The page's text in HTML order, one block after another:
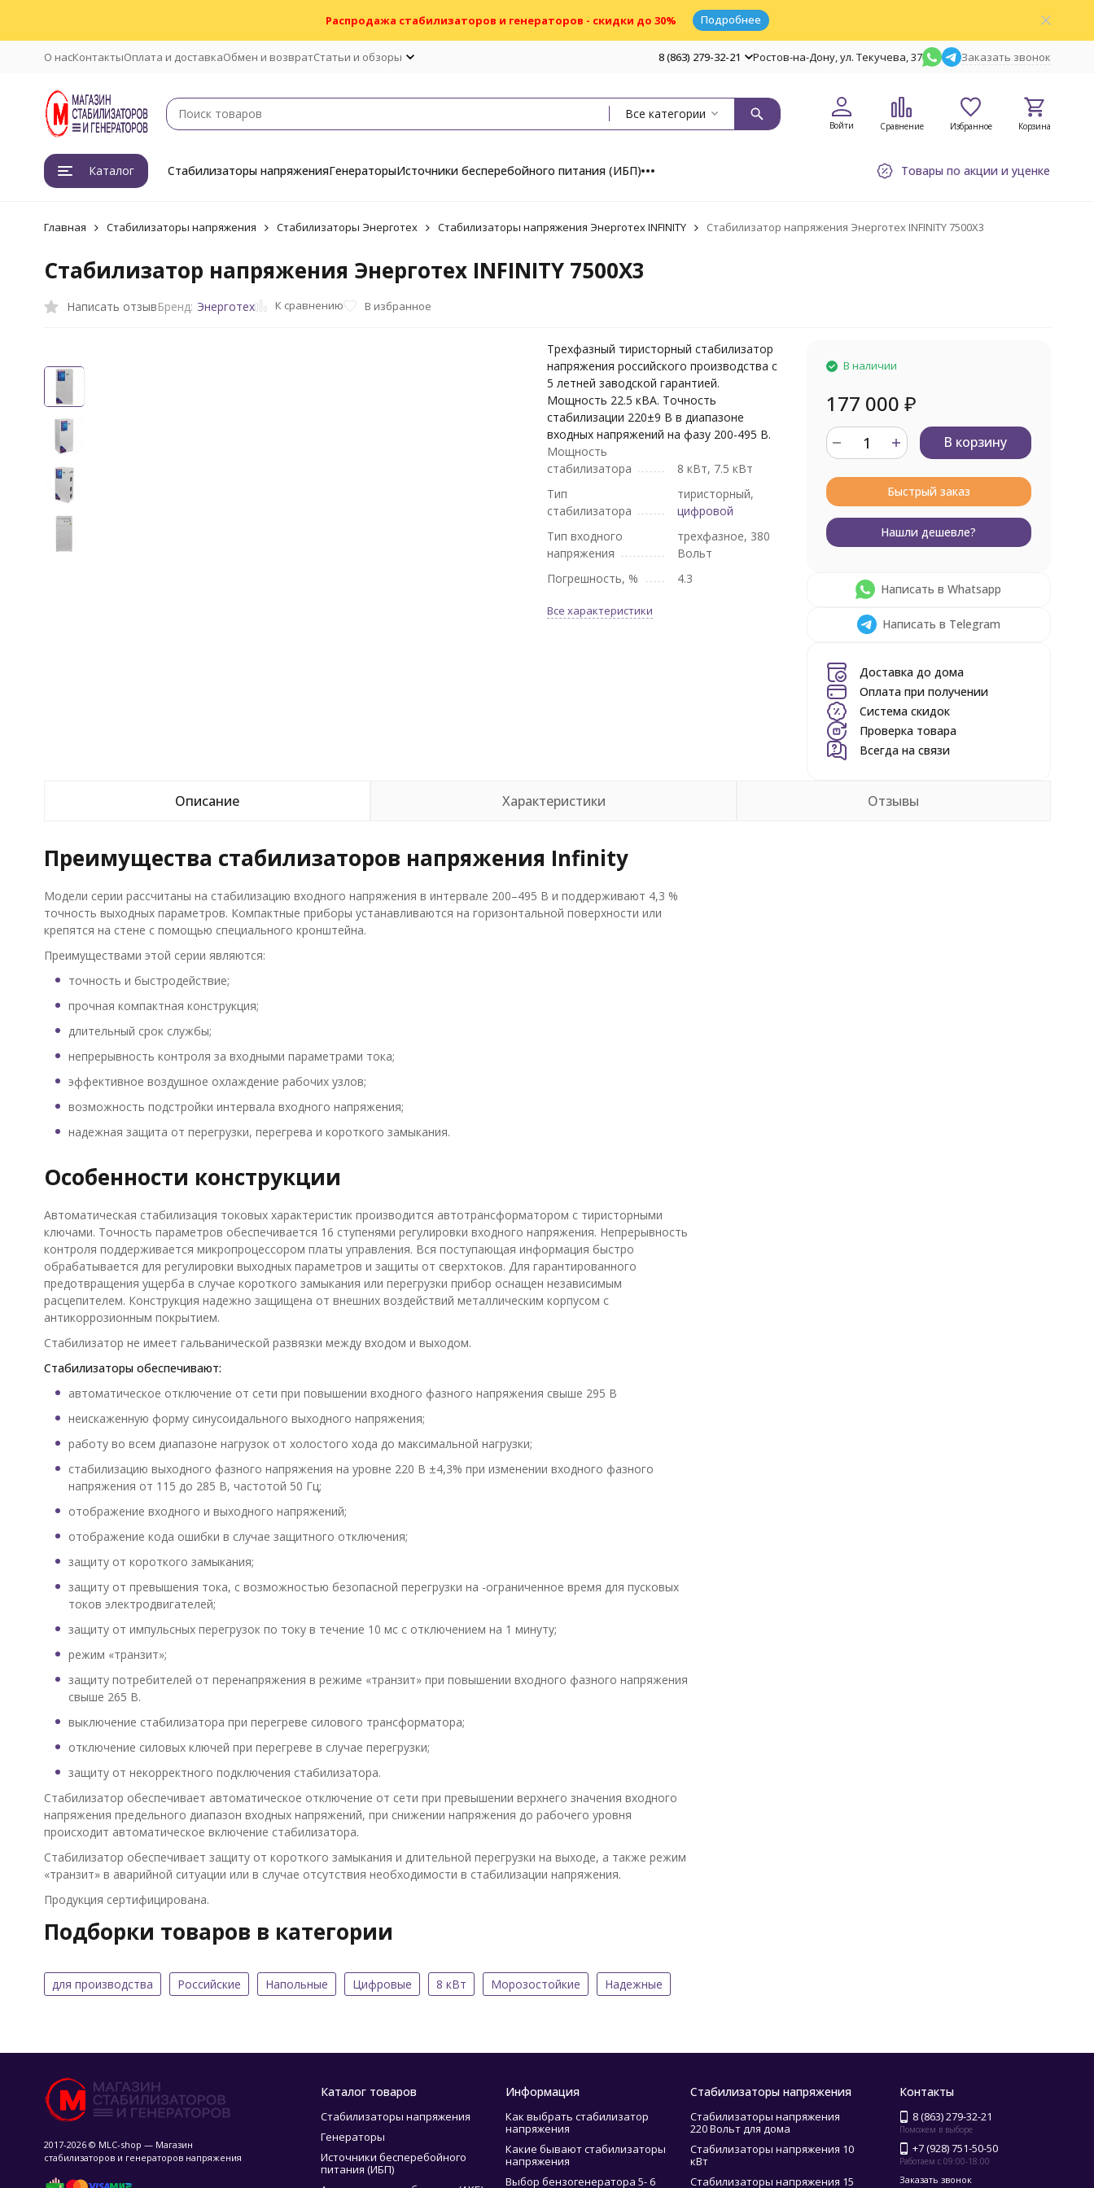
Распродажа стабилизаторов и генераторов - скидки до 30% Подробнее
О насКонтактыОплата и доставкаОбмен и возвратСтатьи и обзоры 8 (863) 279-32-21 Ростов-на-Дону, ул. Текучева, 37 Заказать звонок
Все категории
Войти Сравнение Избранное Корзина
Каталог Стабилизаторы напряженияГенераторыИсточники бесперебойного питания (ИБП) Товары по акции и уценке
Главная Стабилизаторы напряжения Стабилизаторы Энерготех Стабилизаторы напряжения Энерготех INFINITY Стабилизатор напряжения Энерготех INFINITY 7500X3
Стабилизатор напряжения Энерготех INFINITY 7500X3
Написать отзывБренд: Энерготех К сравнению В избранное
Трехфазный тиристорный стабилизатор
напряжения российского производства с
5 летней заводской гарантией.
Мощность 22.5 кВА. Точность
стабилизации 220±9 В в диапазоне
входных напряжений на фазу 200-495 В.
Мощность
стабилизатора
8 кВт, 7.5 кВт
Тип
стабилизатора
тиристорный,
цифровой
Тип входного
напряжения
трехфазное, 380
Вольт
Погрешность, %
4.3
Все характеристики
В наличии
177 000 ₽
В корзину
Быстрый заказ
Нашли дешевле?
Написать в Whatsapp
Написать в Telegram
Доставка до дома
Оплата при получении
Система скидок
Проверка товара
Всегда на связи
Описание Характеристики Отзывы
Преимущества стабилизаторов напряжения Infinity
Модели серии рассчитаны на стабилизацию входного напряжения в интервале 200–495 В и поддерживают 4,3 %
точность выходных параметров. Компактные приборы устанавливаются на горизонтальной поверхности или
крепятся на стене с помощью специального кронштейна.
Преимуществами этой серии являются:
точность и быстродействие;
прочная компактная конструкция;
длительный срок службы;
непрерывность контроля за входными параметрами тока;
эффективное воздушное охлаждение рабочих узлов;
возможность подстройки интервала входного напряжения;
надежная защита от перегрузки, перегрева и короткого замыкания.
Особенности конструкции
Автоматическая стабилизация токовых характеристик производится автотрансформатором с тиристорными
ключами. Точность параметров обеспечивается 16 ступенями регулировки входного напряжения. Непрерывность
контроля поддерживается микропроцессором платы управления. Вся поступающая информация быстро
обрабатывается для регулировки выходных параметров и защиты от сверхтоков. Для гарантированного
предотвращения ущерба в случае короткого замыкания или перегрузки прибор оснащен независимым
расцепителем. Конструкция надежно защищена от внешних воздействий металлическим корпусом с
антикоррозионным покрытием.
Стабилизатор не имеет гальванической развязки между входом и выходом.
Стабилизаторы обеспечивают:
автоматическое отключение от сети при повышении входного фазного напряжения свыше 295 В
неискаженную форму синусоидального выходного напряжения;
работу во всем диапазоне нагрузок от холостого хода до максимальной нагрузки;
стабилизацию выходного фазного напряжения на уровне 220 В ±4,3% при изменении входного фазного
напряжения от 115 до 285 В, частотой 50 Гц;
отображение входного и выходного напряжений;
отображение кода ошибки в случае защитного отключения;
защиту от короткого замыкания;
защиту от превышения тока, с возможностью безопасной перегрузки на -ограниченное время для пусковых
токов электродвигателей;
защиту от импульсных перегрузок по току в течение 10 мс с отключением на 1 минуту;
режим «транзит»;
защиту потребителей от перенапряжения в режиме «транзит» при повышении входного фазного напряжения
свыше 265 В.
выключение стабилизатора при перегреве силового трансформатора;
отключение силовых ключей при перегреве в случае перегрузки;
защиту от некорректного подключения стабилизатора.
Стабилизатор обеспечивает автоматическое отключение от сети при превышении верхнего значения входного
напряжения предельного диапазон входных напряжений, при снижении напряжения до рабочего уровня
происходит автоматическое включение стабилизатора.
Стабилизатор обеспечивает защиту от короткого замыкания и длительной перегрузки на выходе, а также режим
«транзит» в аварийной ситуации или в случае отсутствия необходимости в стабилизации напряжения.
Продукция сертифицирована.
Подборки товаров в категории
для производства Российские Напольные Цифровые 8 кВт Морозостойкие Надежные
2017-2026 © MLC-shop — Магазин
стабилизаторов и генераторов напряжения
Каталог товаров
Стабилизаторы напряжения
Генераторы
Источники бесперебойного
питания (ИБП)
Информация
Как выбрать стабилизатор
напряжения
Какие бывают стабилизаторы
напряжения
Выбор бензогенератора 5- 6
Стабилизаторы напряжения
Стабилизаторы напряжения
220 Вольт для дома
Стабилизаторы напряжения 10
кВт
Стабилизаторы напряжения 15
Контакты
8 (863) 279-32-21
Поможем в выборе
+7 (928) 751-50-50
Работаем с 09:00-18:00
Заказать звонок